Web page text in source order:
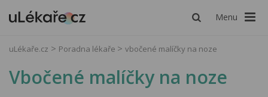
Menu
uLékaře.cz Poradna lékaře vbočené malíčky na noze
Vbočené malíčky na noze